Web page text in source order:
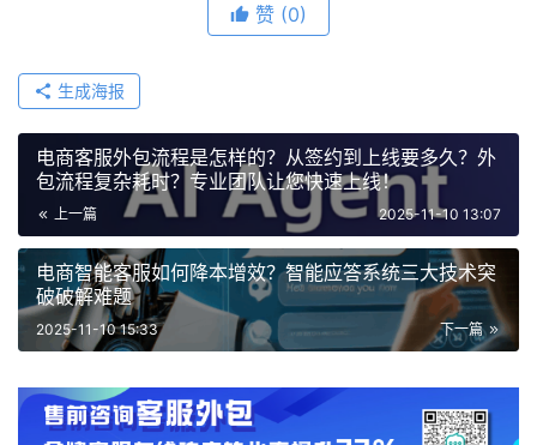
赞 (0)
生成海报
电商客服外包流程是怎样的？从签约到上线要多久？外
包流程复杂耗时？专业团队让您快速上线！
上一篇 2025-11-10 13:07
电商智能客服如何降本增效？智能应答系统三大技术突
破破解难题
下一篇
2025-11-10 15:33